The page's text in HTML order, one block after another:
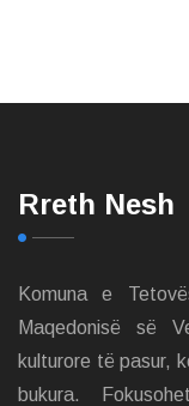
Rreth Nesh
Komuna e
Maqedonisë së
kulturore të pasur,
bukura.